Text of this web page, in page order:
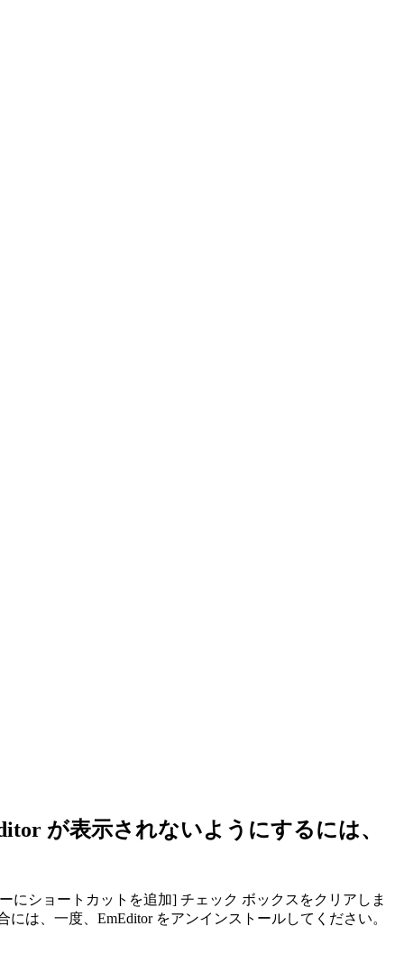
が表示されないようにするには、
ショートカットを追加] チェック ボックスをクリアしま
は、一度、EmEditor をアンインストールしてください。